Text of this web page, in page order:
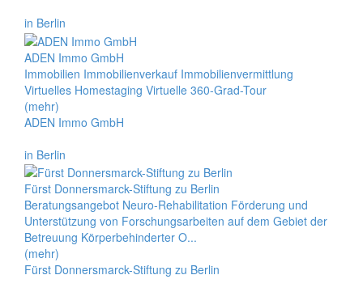
in Berlin
ADEN Immo GmbH
Immobilien Immobilienverkauf Immobilienvermittlung
Virtuelles Homestaging Virtuelle 360-Grad-Tour
(mehr)
ADEN Immo GmbH
in Berlin
Fürst Donnersmarck-Stiftung zu Berlin
Beratungsangebot Neuro-Rehabilitation Förderung und
Unterstützung von Forschungsarbeiten auf dem Gebiet der
Betreuung Körperbehinderter O...
(mehr)
Fürst Donnersmarck-Stiftung zu Berlin